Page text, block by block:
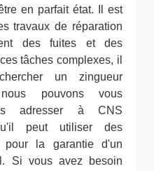
en parfait état. Il est
travaux de réparation
des fuites et des
tâches complexes, il
un zingueur
pouvons vous
adresser à CNS
peut utiliser des
pour la garantie d'un
Si vous avez besoin